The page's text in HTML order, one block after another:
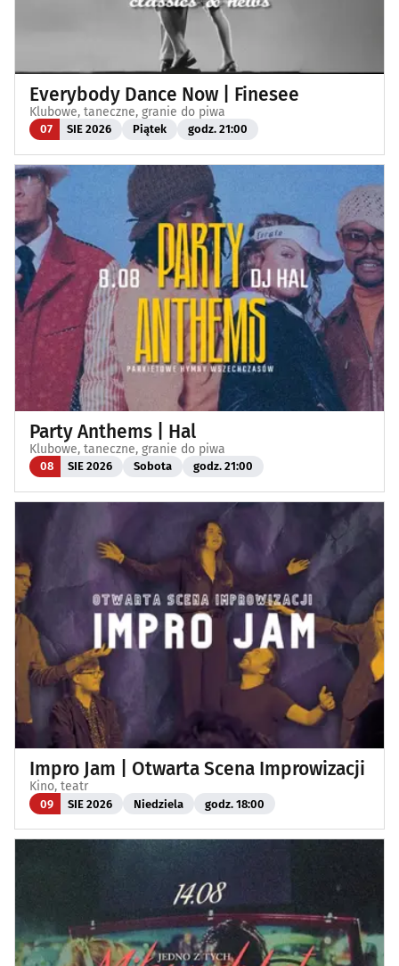
Everybody Dance Now | Finesee
Klubowe, taneczne, granie do piwa
07 SIE 2026 Piątek godz. 21:00
Party Anthems | Hal
Klubowe, taneczne, granie do piwa
08 SIE 2026 Sobota godz. 21:00
Impro Jam | Otwarta Scena Improwizacji
Kino, teatr
09 SIE 2026 Niedziela godz. 18:00